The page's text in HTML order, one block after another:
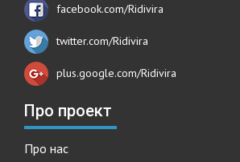
facebook.com/Ridivira
twitter.com/Ridivira
plus.google.com/Ridivira
Про проект
Про нас